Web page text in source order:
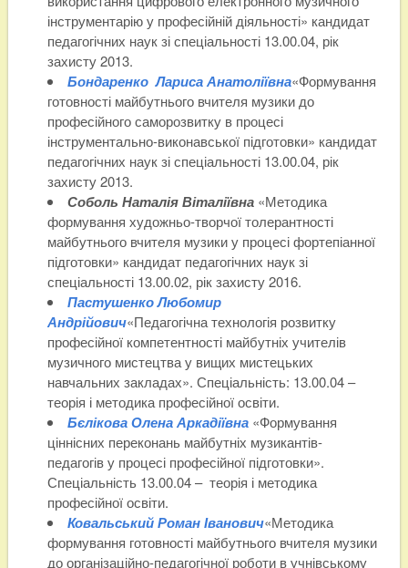
інструментарію у професійній діяльності» кандидат
педагогічних наук зі спеціальності 13.00.04, рік
захисту 2013.
Бондаренко Лариса Анатоліївна«Формування
готовності майбутнього вчителя музики до
професійного саморозвитку в процесі
інструментально-виконавської підготовки» кандидат
педагогічних наук зі спеціальності 13.00.04, рік
захисту 2013.
Соболь Наталія Віталіївна «Методика
формування художньо-творчої толерантності
майбутнього вчителя музики у процесі фортепіанної
підготовки» кандидат педагогічних наук зі
спеціальності 13.00.02, рік захисту 2016.
Пастушенко Любомир
Андрійович«Педагогічна технологія розвитку
професійної компетентності майбутніх учителів
музичного мистецтва у вищих мистецьких
навчальних закладах». Спеціальність: 13.00.04 –
теорія і методика професійної освіти.
Бєлікова Олена Аркадіївна «Формування
ціннісних переконань майбутніх музикантів-
педагогів у процесі професійної підготовки».
Спеціальність 13.00.04 – теорія і методика
професійної освіти.
Ковальський Роман Іванович«Методика
формування готовності майбутнього вчителя музики
до організаційно-педагогічної роботи в учнівському